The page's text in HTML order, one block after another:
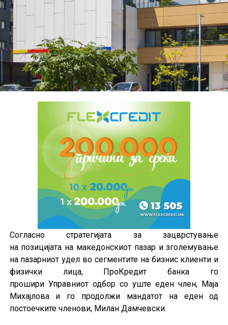
Согласно стратегијата за зацврстување
на позицијата на македонскиот пазар и зголемување
на пазарниот удел во сегментите на бизнис клиенти и
физички лица, ПроКредит банка го
прошири Управниот одбор со уште еден член, Маја
Михајлова и го продолжи мандатот на еден од
постоечките членови, Милан Дамчевски.